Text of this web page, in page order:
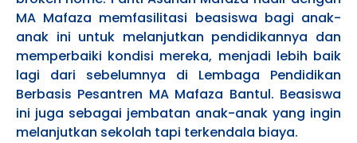
MA Mafaza memfasilitasi beasiswa bagi anak-
anak ini untuk melanjutkan pendidikannya dan
memperbaiki kondisi mereka, menjadi lebih baik
lagi dari sebelumnya di Lembaga Pendidikan
Berbasis Pesantren MA Mafaza Bantul. Beasiswa
ini juga sebagai jembatan anak-anak yang ingin
melanjutkan sekolah tapi terkendala biaya.